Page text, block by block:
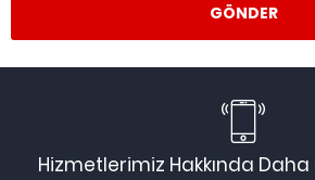
Hizmetlerimiz Hakkında